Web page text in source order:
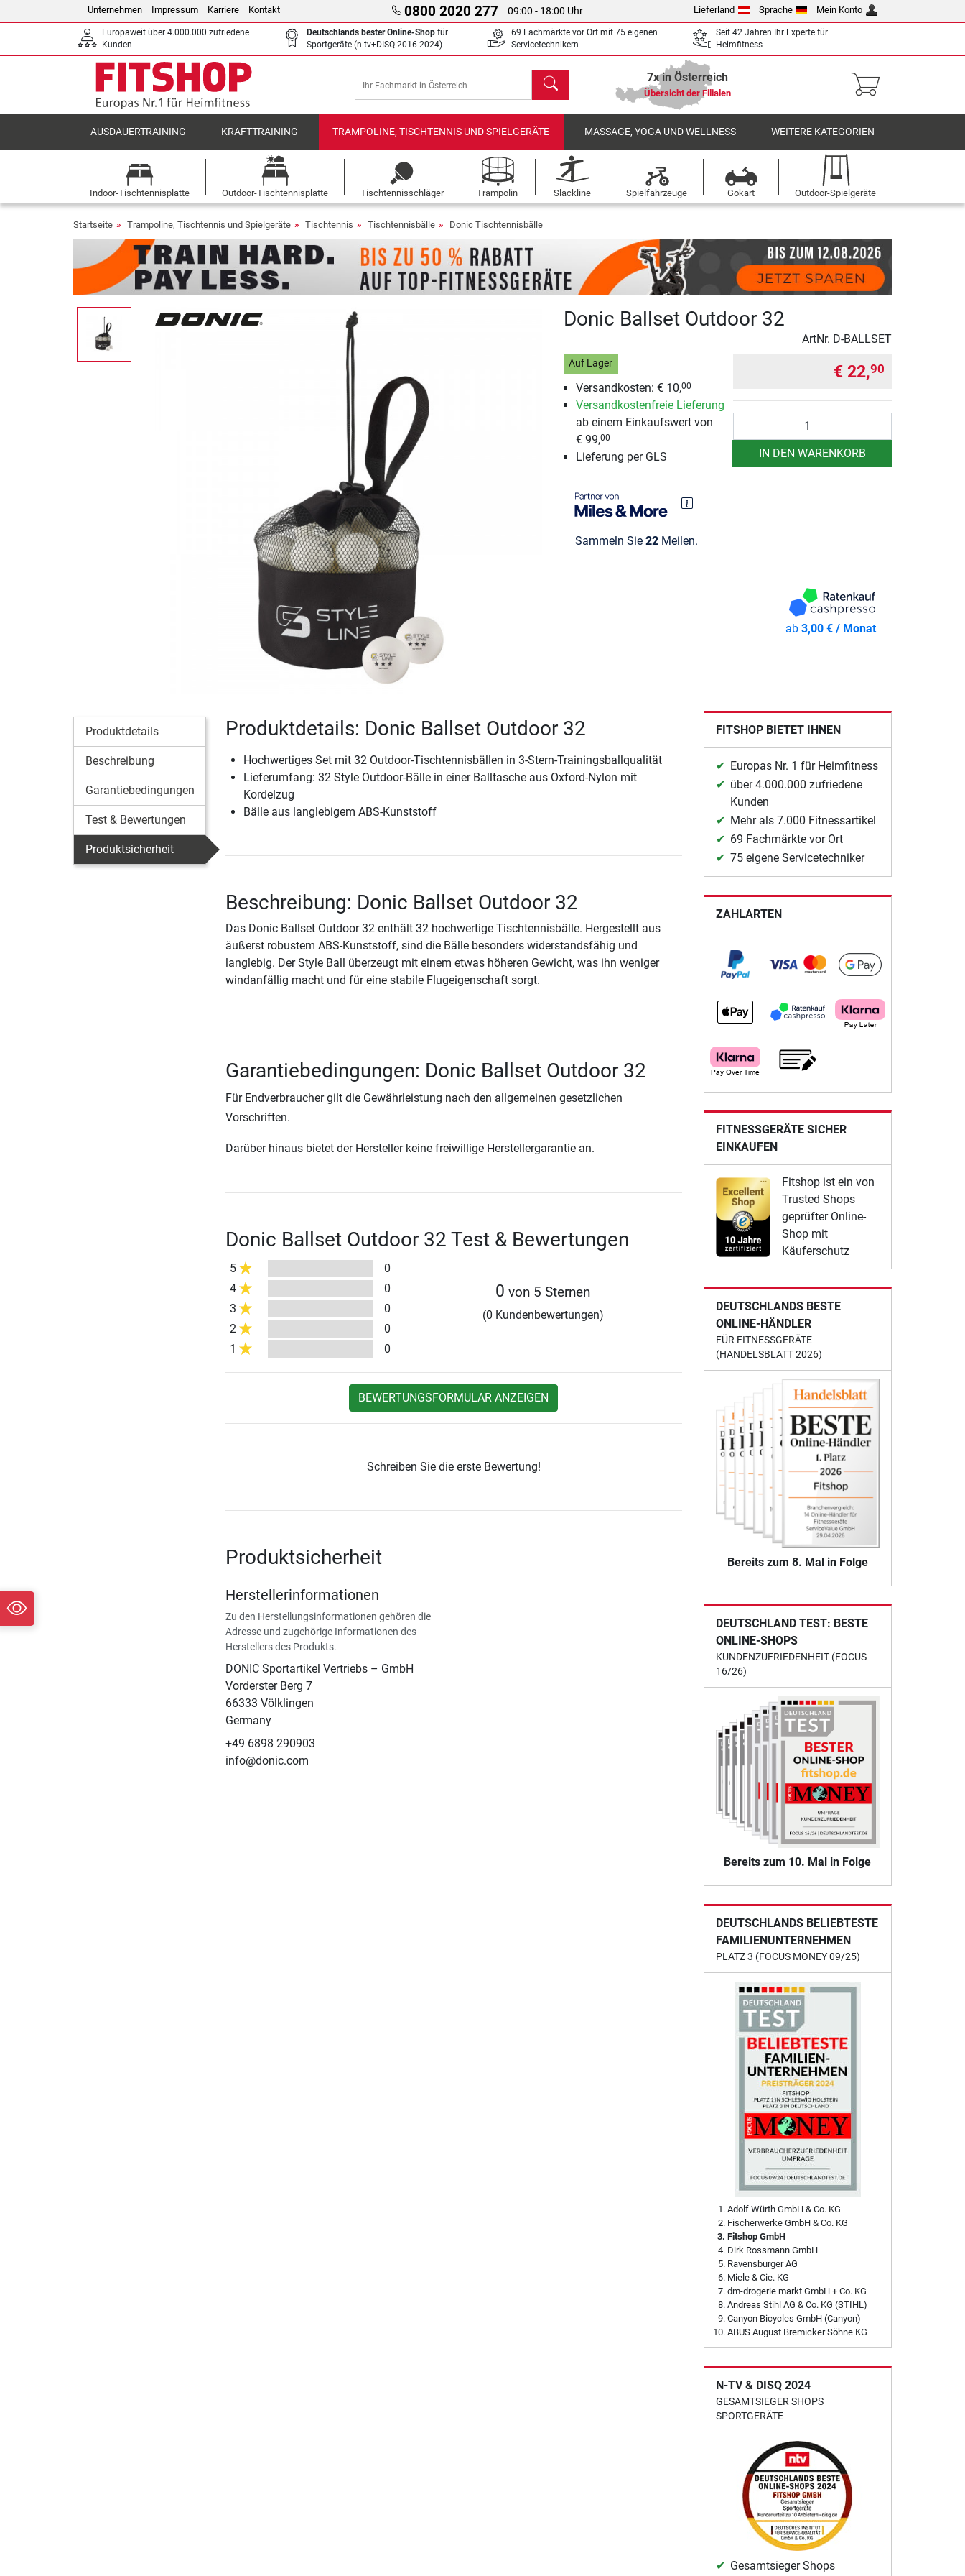
Unternehmen Impressum Karriere Kontakt 0800 2020 277 09:00 - 18:00 Uhr Lieferland Sprache Mein Konto
Europaweit über 4.000.000 zufriedene
Kunden
Deutschlands bester Online-Shop für
Sportgeräte (n-tv+DISQ 2016-2024)
69 Fachmärkte vor Ort mit 75 eigenen
Servicetechnikern
Seit 42 Jahren Ihr Experte für
Heimfitness
Suchen 7x in Österreich
Übersicht der Filialen
AUSDAUERTRAINING KRAFTTRAINING TRAMPOLINE, TISCHTENNIS UND SPIELGERÄTE MASSAGE, YOGA UND WELLNESS WEITERE KATEGORIEN
Indoor-Tischtennisplatte Outdoor-Tischtennisplatte Tischtennisschläger Trampolin Slackline Spielfahrzeuge Gokart Outdoor-Spielgeräte
Startseite Trampoline, Tischtennis und Spielgeräte Tischtennis Tischtennisbälle Donic Tischtennisbälle
Donic Ballset Outdoor 32
ArtNr. D-BALLSET
Auf Lager
Versandkosten: € 10,00
Versandkostenfreie Lieferung
ab einem Einkaufswert von
€ 99,00
Lieferung per GLS
Sammeln Sie 22Meilen.
€ 22,90
IN DEN WARENKORB
ab3,00 € / Monat
Produktdetails
Beschreibung
Garantiebedingungen
Test & Bewertungen
Produktsicherheit
Produktdetails: Donic Ballset Outdoor 32
Hochwertiges Set mit 32 Outdoor-Tischtennisbällen in 3-Stern-Trainingsballqualität
Lieferumfang: 32 Style Outdoor-Bälle in einer Balltasche aus Oxford-Nylon mit
Kordelzug
Bälle aus langlebigem ABS-Kunststoff
Beschreibung: Donic Ballset Outdoor 32
Das Donic Ballset Outdoor 32 enthält 32 hochwertige Tischtennisbälle. Hergestellt aus
äußerst robustem ABS-Kunststoff, sind die Bälle besonders widerstandsfähig und
langlebig. Der Style Ball überzeugt mit einem etwas höheren Gewicht, was ihn weniger
windanfällig macht und für eine stabile Flugeigenschaft sorgt.
Garantiebedingungen: Donic Ballset Outdoor 32
Für Endverbraucher gilt die Gewährleistung nach den allgemeinen gesetzlichen
Vorschriften.
Darüber hinaus bietet der Hersteller keine freiwillige Herstellergarantie an.
Donic Ballset Outdoor 32 Test & Bewertungen
5
0
4
0
3
0
2
0
1
0
0 von 5 Sternen
(0 Kundenbewertungen)
BEWERTUNGSFORMULAR ANZEIGEN
Schreiben Sie die erste Bewertung!
Produktsicherheit
Herstellerinformationen
Zu den Herstellungsinformationen gehören die
Adresse und zugehörige Informationen des
Herstellers des Produkts.
DONIC Sportartikel Vertriebs – GmbH
Vorderster Berg 7
66333 Völklingen
Germany
+49 6898 290903
info@donic.com
FITSHOP BIETET IHNEN
Europas Nr. 1 für Heimfitness
über 4.000.000 zufriedene
Kunden
Mehr als 7.000 Fitnessartikel
69 Fachmärkte vor Ort
75 eigene Servicetechniker
ZAHLARTEN
FITNESSGERÄTE SICHER
EINKAUFEN
Fitshop ist ein von
Trusted Shops
geprüfter Online-
Shop mit
Käuferschutz
DEUTSCHLANDS BESTE
ONLINE-HÄNDLER
FÜR FITNESSGERÄTE
(HANDELSBLATT 2026)
Bereits zum 8. Mal in Folge
DEUTSCHLAND TEST: BESTE
ONLINE-SHOPS
KUNDENZUFRIEDENHEIT (FOCUS
16/26)
Bereits zum 10. Mal in Folge
DEUTSCHLANDS BELIEBTESTE
FAMILIENUNTERNEHMEN
PLATZ 3 (FOCUS MONEY 09/25)
Adolf Würth GmbH & Co. KG
Fischerwerke GmbH & Co. KG
Fitshop GmbH
Dirk Rossmann GmbH
Ravensburger AG
Miele & Cie. KG
dm-drogerie markt GmbH + Co. KG
Andreas Stihl AG & Co. KG (STIHL)
Canyon Bicycles GmbH (Canyon)
ABUS August Bremicker Söhne KG
N-TV & DISQ 2024
GESAMTSIEGER SHOPS
SPORTGERÄTE
Gesamtsieger Shops